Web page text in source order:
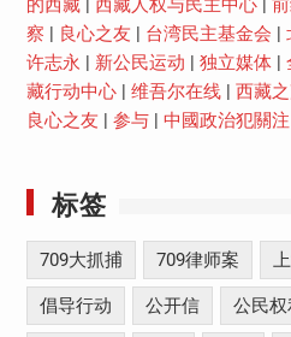
的西藏| 西藏人权与民主中心|
察
良心之友 台湾民主基金会
许志永
新公民运动 独立媒体|
藏行动中心| 维吾尔在线| 西藏
良心之友
参与| 中國政治犯關注
标签
709大抓捕 709律师案
倡导行动 公开信 公民权